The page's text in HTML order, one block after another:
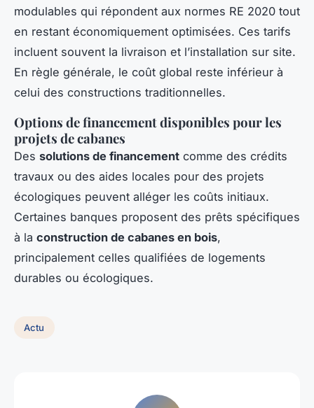
modulables qui répondent aux normes RE 2020 tout
en restant économiquement optimisées. Ces tarifs
incluent souvent la livraison et l’installation sur site.
En règle générale, le coût global reste inférieur à
celui des constructions traditionnelles.
Options de financement disponibles pour les
projets de cabanes
Des solutions de financement comme des crédits
travaux ou des aides locales pour des projets
écologiques peuvent alléger les coûts initiaux.
Certaines banques proposent des prêts spécifiques
à la construction de cabanes en bois,
principalement celles qualifiées de logements
durables ou écologiques.
Actu